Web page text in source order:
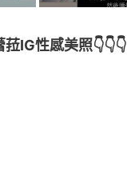
IG性感美照👇👇👇